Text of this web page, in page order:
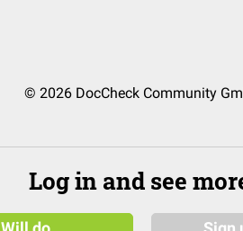
© 2026 DocCheck Community
Log in and see